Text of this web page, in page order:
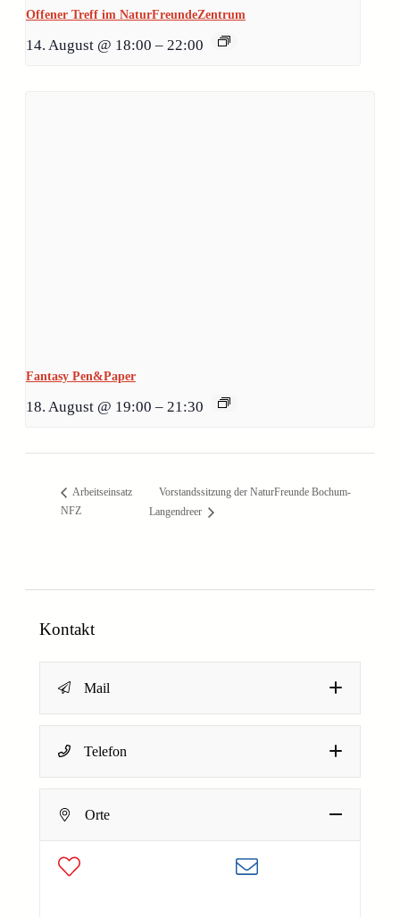
Offener Treff im NaturFreundeZentrum
14. August @ 18:00 – 22:00
Fantasy Pen&Paper
18. August @ 19:00 – 21:30
Arbeitseinsatz
NFZ
Vorstandssitzung der NaturFreunde Bochum-
Langendreer
Kontakt
Mail
E-Mail-Adresse
Telefon
Orte